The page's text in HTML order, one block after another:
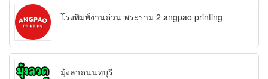
โรงพิมพ์งานด่วน พระราม 2 angpao printing
มุ้งลวดนนทบุรี